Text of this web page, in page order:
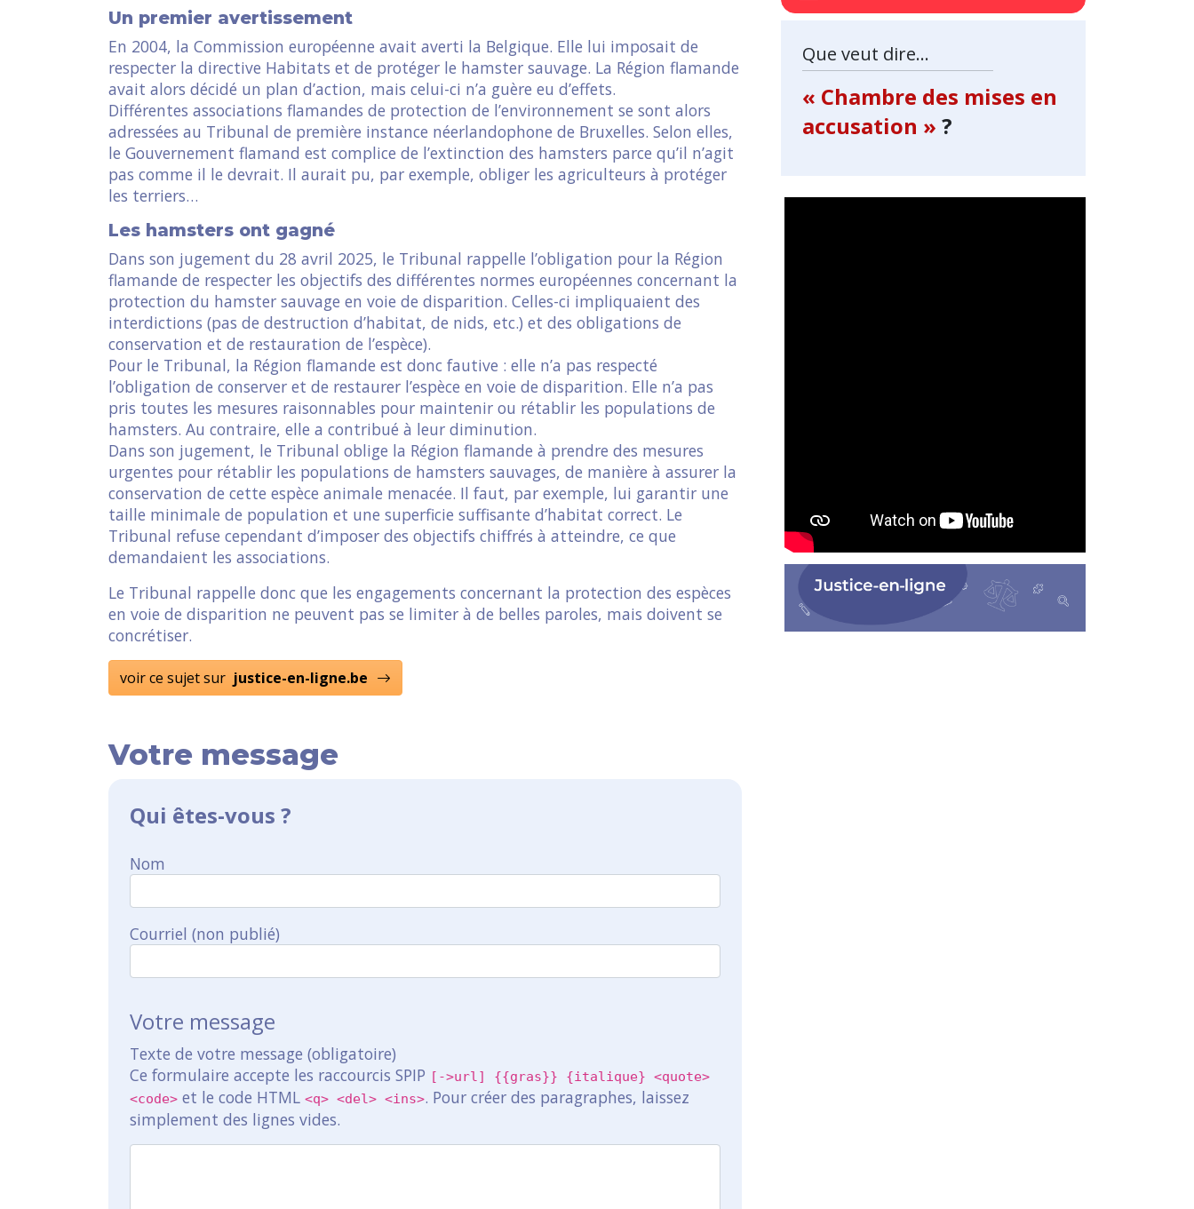
Un premier avertissement
En 2004, la Commission européenne avait averti la Belgique. Elle lui imposait de
respecter la directive Habitats et de protéger le hamster sauvage. La Région flamande
avait alors décidé un plan d’action, mais celui-ci n’a guère eu d’effets.
Différentes associations flamandes de protection de l’environnement se sont alors
adressées au Tribunal de première instance néerlandophone de Bruxelles. Selon elles,
le Gouvernement flamand est complice de l’extinction des hamsters parce qu’il n’agit
pas comme il le devrait. Il aurait pu, par exemple, obliger les agriculteurs à protéger
les terriers…
Les hamsters ont gagné
Dans son jugement du 28 avril 2025, le Tribunal rappelle l’obligation pour la Région
flamande de respecter les objectifs des différentes normes européennes concernant la
protection du hamster sauvage en voie de disparition. Celles-ci impliquaient des
interdictions (pas de destruction d’habitat, de nids, etc.) et des obligations de
conservation et de restauration de l’espèce).
Pour le Tribunal, la Région flamande est donc fautive : elle n’a pas respecté
l’obligation de conserver et de restaurer l’espèce en voie de disparition. Elle n’a pas
pris toutes les mesures raisonnables pour maintenir ou rétablir les populations de
hamsters. Au contraire, elle a contribué à leur diminution.
Dans son jugement, le Tribunal oblige la Région flamande à prendre des mesures
urgentes pour rétablir les populations de hamsters sauvages, de manière à assurer la
conservation de cette espèce animale menacée. Il faut, par exemple, lui garantir une
taille minimale de population et une superficie suffisante d’habitat correct. Le
Tribunal refuse cependant d’imposer des objectifs chiffrés à atteindre, ce que
demandaient les associations.
Le Tribunal rappelle donc que les engagements concernant la protection des espèces
en voie de disparition ne peuvent pas se limiter à de belles paroles, mais doivent se
concrétiser.
voir ce sujet sur justice-en-ligne.be
Votre message
Qui êtes-vous ?
Nom
Courriel (non publié)
Votre message
Texte de votre message (obligatoire)
Ce formulaire accepte les raccourcis SPIP [->url] {{gras}} {italique} <quote>
<code> et le code HTML <q> <del> <ins>. Pour créer des paragraphes, laissez
simplement des lignes vides.
Que veut dire...
« Chambre des mises en
accusation »?